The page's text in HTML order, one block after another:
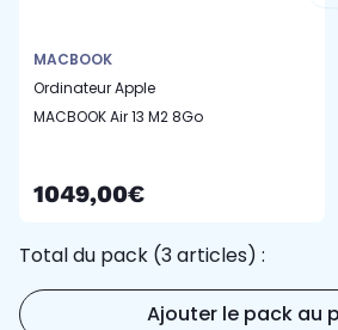
MACBOOK
Ordinateur Apple
MACBOOK Air 13 M2 8Go
1049,00€
Total du pack (3 articles) :
Ajouter le pack au